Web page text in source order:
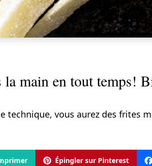
main en tout temps!
technique, vous aurez des frites
Épingler sur Pinterest